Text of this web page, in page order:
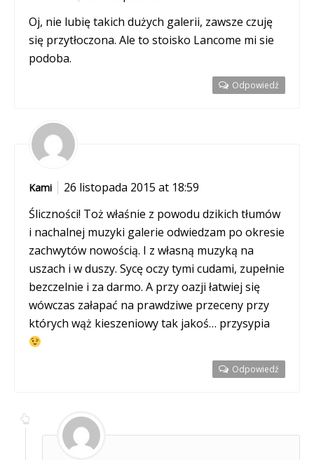
Oj, nie lubię takich dużych galerii, zawsze czuję
się przytłoczona. Ale to stoisko Lancome mi sie
podoba.
Odpowiedź
Kami
26 listopada 2015 at 18:59
Śliczności! Toż właśnie z powodu dzikich tłumów
i nachalnej muzyki galerie odwiedzam po okresie
zachwytów nowością. I z własną muzyką na
uszach i w duszy. Sycę oczy tymi cudami, zupełnie
bezczelnie i za darmo. A przy oazji łatwiej się
wówczas załapać na prawdziwe przeceny przy
których wąż kieszeniowy tak jakoś… przysypia
Odpowiedź